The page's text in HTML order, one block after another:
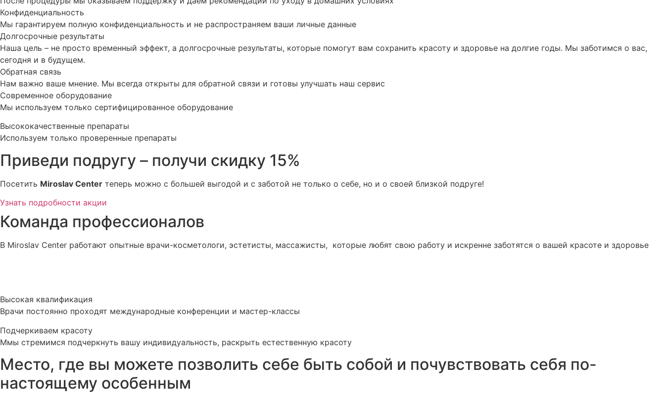
Конфиденциальность
Мы гарантируем полную конфиденциальность и не распространяем ваши личные данные
Долгосрочные результаты
Наша цель – не просто временный эффект, а долгосрочные результаты, которые помогут вам сохранить красоту и здоровье на долгие годы. Мы заботимся о вас,
сегодня и в будущем.
Обратная связь
Нам важно ваше мнение. Мы всегда открыты для обратной связи и готовы улучшать наш сервис
Современное оборудование
Мы используем только сертифицированное оборудование
Высококачественные препараты
Используем только проверенные препараты
Приведи подругу – получи скидку 15%
Посетить Miroslav Сenter теперь можно с большей выгодой и с заботой не только о себе, но и о своей близкой подруге!
Узнать подробности акции
Команда профессионалов
В Miroslav Сenter работают опытные врачи-косметологи, эстетисты, массажисты, которые любят свою работу и искренне заботятся о вашей красоте и здоровье
Высокая квалификация
Врачи постоянно проходят международные конференции и мастер-классы
Подчеркиваем красоту
Ммы стремимся подчеркнуть вашу индивидуальность, раскрыть естественную красоту
Место, где вы можете позволить себе быть собой и почувствовать себя по-
настоящему особенным